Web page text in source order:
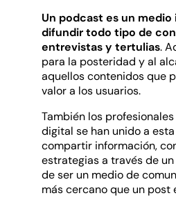
Un podcast es un medio
difundir todo tipo de
entrevistas y tertulias.
para la posteridad y al
aquellos contenidos que
valor a los usuarios.
También los
digital se han unido a
compartir información,
estrategias a través de
de ser un medio de
más cercano que un post